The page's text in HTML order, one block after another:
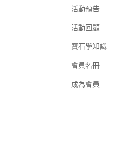
活動預告
活動回顧
寶石學知識
會員名冊
成為會員